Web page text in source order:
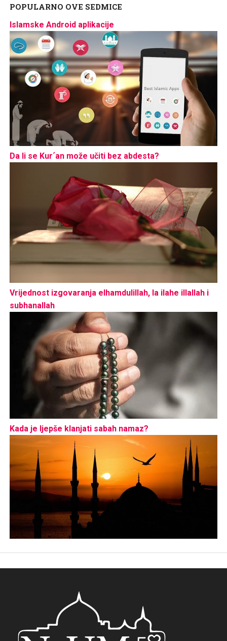
POPULARNO OVE SEDMICE
Islamske Android aplikacije
Da li se Kur´an može učiti bez abdesta?
Vrijednost izgovaranja elhamdulillah, la ilahe illallah i
subhanallah
Kada je ljepše klanjati sabah namaz?